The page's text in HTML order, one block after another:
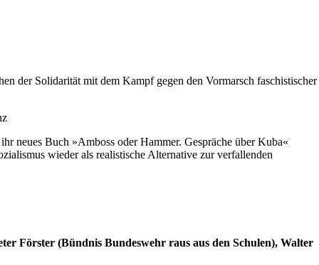
der Solidarität mit dem Kampf gegen den Vormarsch faschistischer
neues Buch »Amboss oder Hammer. Gespräche über Kuba«
wieder als realistische Alternative zur verfallenden
Förster (Bündnis Bundeswehr raus aus den Schulen), Walter